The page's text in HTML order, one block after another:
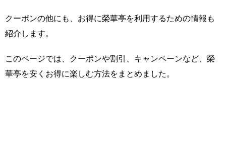
クーポンの他にも、お得に榮華亭を利用するための情報も
紹介します。
このページでは、クーポンや割引、キャンペーンなど、榮
華亭を安くお得に楽しむ方法をまとめました。